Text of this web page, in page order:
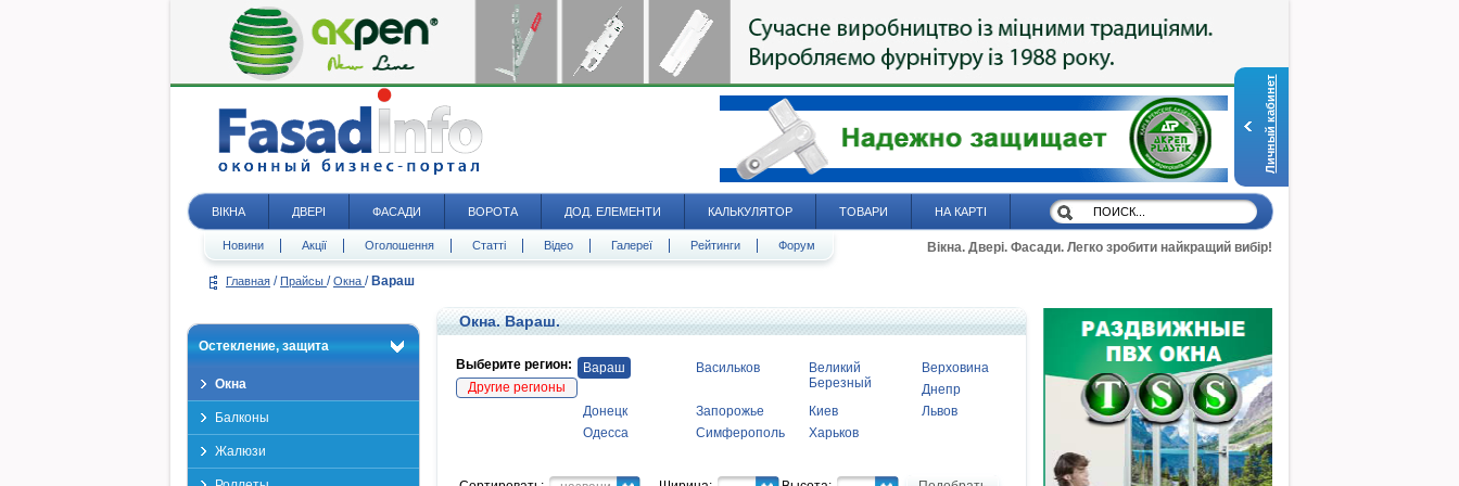
Личный кабинет
ВІКНА ДВЕРІ ФАСАДИ ВОРОТА ДОД. ЕЛЕМЕНТИ КАЛЬКУЛЯТОР ТОВАРИ НА КАРТІ
Новини Акції Оголошення Статті Відео Галереї Рейтинги Форум Вікна. Двері. Фасади. Легко зробити найкращий вибір!
Главная / Прайсы / Окна / Вараш
Остекление, защита
Окна
Балконы
Жалюзи
Окна. Вараш.
Выберите регион:
Другие регионы
Вараш Васильков
Великий
Березный
Верховина
Днепр
Донецк
Запорожье Киев
Львов
Одесса
Симферополь Харьков